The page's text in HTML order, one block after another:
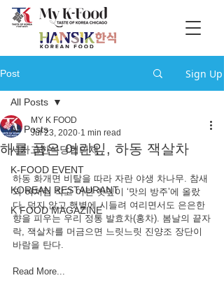
Post Sign Up
All Posts
시카고한식당협의체
K-FOOD EVENT
KOREAN RESTAURANT
K FOOD MAGAZINE
All Posts
해를 품은 어린잎, 하동 잭살차
MY K FOOD
Jul 23, 2020 1 min read
하동 화개면 비탈을 따라 자란 야생 차나무. 참새
의 혀처럼 작고 어린 찻잎이 ‘맛의 방주’에 올랐
다. 덖지 않고 햇볕에 시들려 여리면서도 은은한
향을 피우는 우리 정통 발효차(홍차). 봄날의 끝자
락, 잭살차를 머금으면 느릿느릿 진양조 장단이
바람을 탄다.
Read More...